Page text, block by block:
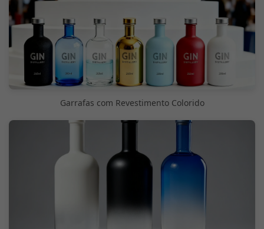
Garrafas com Revestimento Colorido